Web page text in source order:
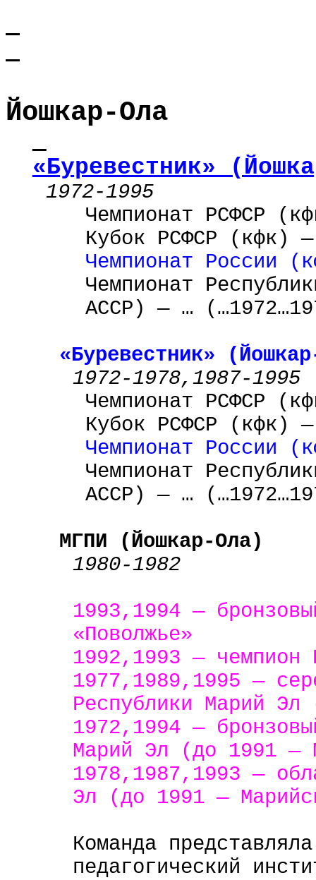
Йошкар-Ола
«Буревестник»
1972-1995
Чемпионат РСФСР
Кубок РСФСР (кфк)
Чемпионат России
Чемпионат
АССР) — …
«Буревестник»
1972-1978,1987-1995
Чемпионат РСФСР
Кубок РСФСР (кфк)
Чемпионат России
Чемпионат
АССР) — …
МГПИ (Йошкар-Ола)
1980-1982
1993,1994 —
«Поволжье»
1992,1993 — чемпион
1977,1989,1995 —
Республики Марий
1972,1994 —
Марий Эл (до 1991 —
1978,1987,1993 —
Эл (до 1991 —
Команда
педагогический